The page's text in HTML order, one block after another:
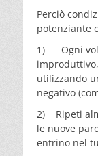
Perciò
potenziante
1) Ogni
utilizzando
negativo
2) Ripeti
le nuove
entrino nel